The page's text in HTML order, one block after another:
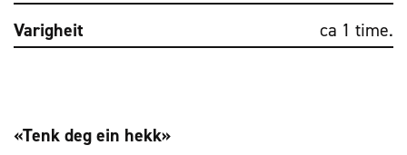
Varigheit
ca 1 time.
«Tenk deg ein hekk»